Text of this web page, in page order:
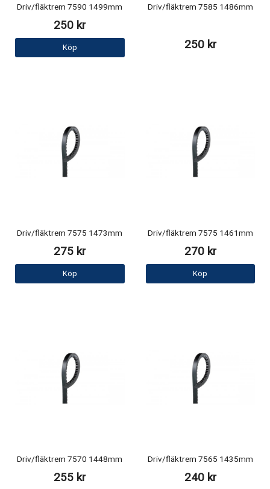
Driv/fläktrem 7590 1499mm
250 kr
Köp
Driv/fläktrem 7585 1486mm
250 kr
Driv/fläktrem 7575 1473mm
275 kr
Köp
Driv/fläktrem 7575 1461mm
270 kr
Köp
Driv/fläktrem 7570 1448mm
255 kr
Driv/fläktrem 7565 1435mm
240 kr